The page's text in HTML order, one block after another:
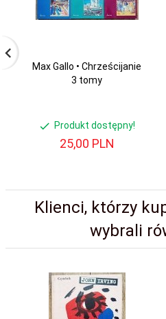
Max Gallo • Chrześcijanie
3 tomy
Produkt dostępny!
25,00 PLN
Klienci, którzy
wybrali